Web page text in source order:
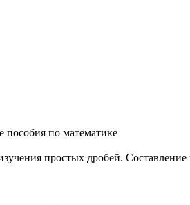
пособия по математике
простых дробей. Составление